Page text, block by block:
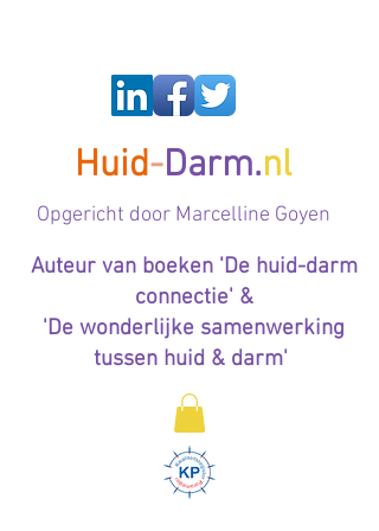
Auteur van boeken 'De huid-darm
connectie' &
'De wonderlijke samenwerking
tussen huid & darm'
Huid-Darm.nl
Opgericht door Marcelline Goyen